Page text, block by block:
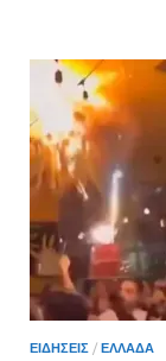
o
o
k
ΕΙΔΗΣΕΙΣ / ΕΛΛΑΔΑ